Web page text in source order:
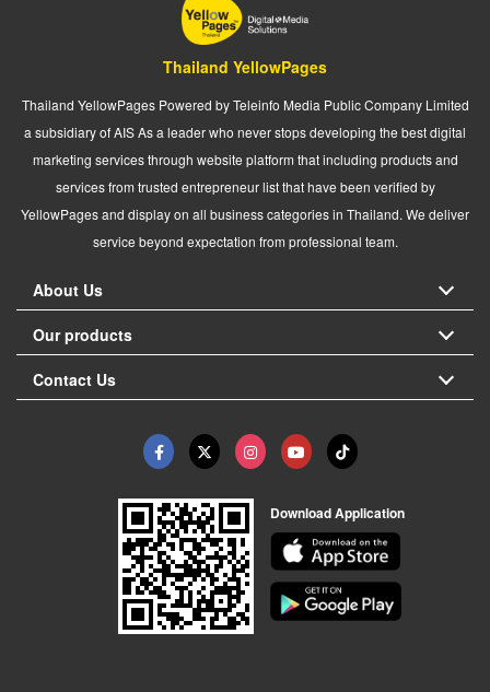
Thailand YellowPages
Thailand YellowPages Powered by Teleinfo Media Public Company Limited
a subsidiary of AIS As a leader who never stops developing the best digital
marketing services through website platform that including products and
services from trusted entrepreneur list that have been verified by
YellowPages and display on all business categories in Thailand. We deliver
service beyond expectation from professional team.
About Us
Our products
Contact Us
Download Application